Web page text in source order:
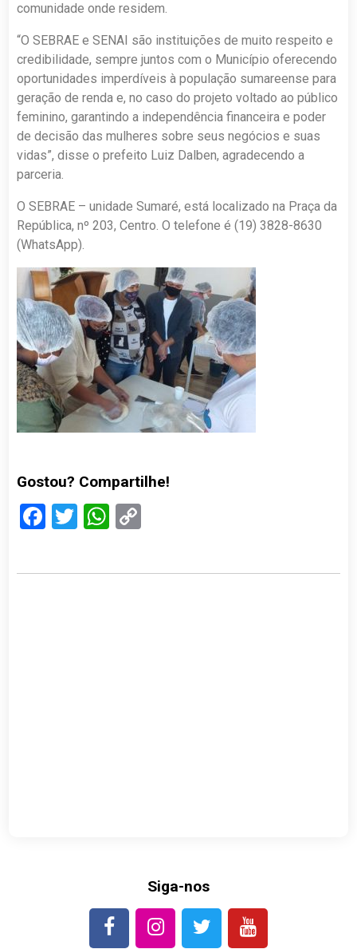
comunidade onde residem.
“O SEBRAE e SENAI são instituições de muito respeito e
credibilidade, sempre juntos com o Município oferecendo
oportunidades imperdíveis à população sumareense para
geração de renda e, no caso do projeto voltado ao público
feminino, garantindo a independência financeira e poder
de decisão das mulheres sobre seus negócios e suas
vidas”, disse o prefeito Luiz Dalben, agradecendo a
parceria.
O SEBRAE – unidade Sumaré, está localizado na Praça da
República, nº 203, Centro. O telefone é (19) 3828-8630
(WhatsApp).
Gostou? Compartilhe!
Facebook
TwitterWhatsApp
Siga-nos